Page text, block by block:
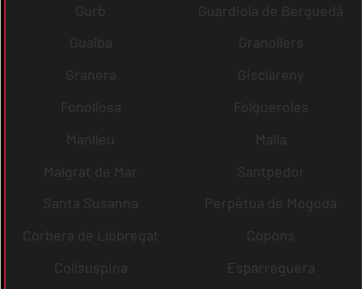
Gurb
Guardiola de Berguedà
Gualba
Granollers
Granera
Gisclareny
Fonollosa
Folgueroles
Manlleu
Malla
Malgrat de Mar
Santpedor
Santa Susanna
Perpètua de Mogoda
Corbera de Llobregat
Copons
Collsuspina
Esparreguera